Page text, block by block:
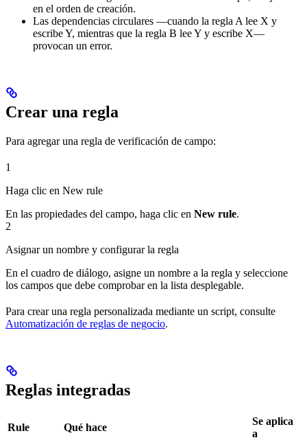
en el orden de creación.
Las dependencias circulares —cuando la regla A lee X y
escribe Y, mientras que la regla B lee Y y escribe X—
provocan un error.
Crear una regla
Para agregar una regla de verificación de campo:
1
Haga clic en New rule
En las propiedades del campo, haga clic en New rule.
2
Asignar un nombre y configurar la regla
En el cuadro de diálogo, asigne un nombre a la regla y seleccione
los campos que debe comprobar en la lista desplegable.
Para crear una regla personalizada mediante un script, consulte
Automatización de reglas de negocio.
Reglas integradas
Rule Qué hace
Se aplica
a